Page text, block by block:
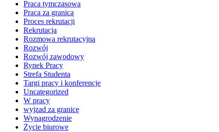
Praca tymczasowa
Praca za granicą
Proces rekrutacji
Rekrutacja
Rozmowa rekrutacyjna
Rozwój
Rozwój zawodowy
Rynek Pracy
Strefa Studenta
Targi pracy i konferencje
Uncategorized
W pracy
wyjzad za granicę
Wynagrodzenie
Życie biurowe